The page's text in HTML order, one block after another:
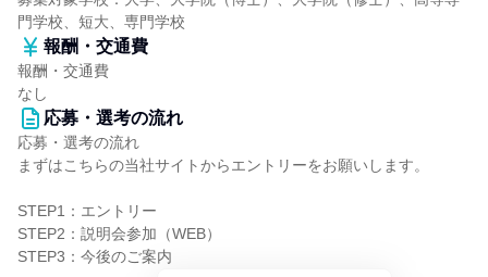
門学校、短大、専門学校
報酬・交通費
報酬・交通費
なし
応募・選考の流れ
応募・選考の流れ
まずはこちらの当社サイトからエントリーをお願いします。
STEP1：エントリー
STEP2：説明会参加（WEB）
STEP3：今後のご案内